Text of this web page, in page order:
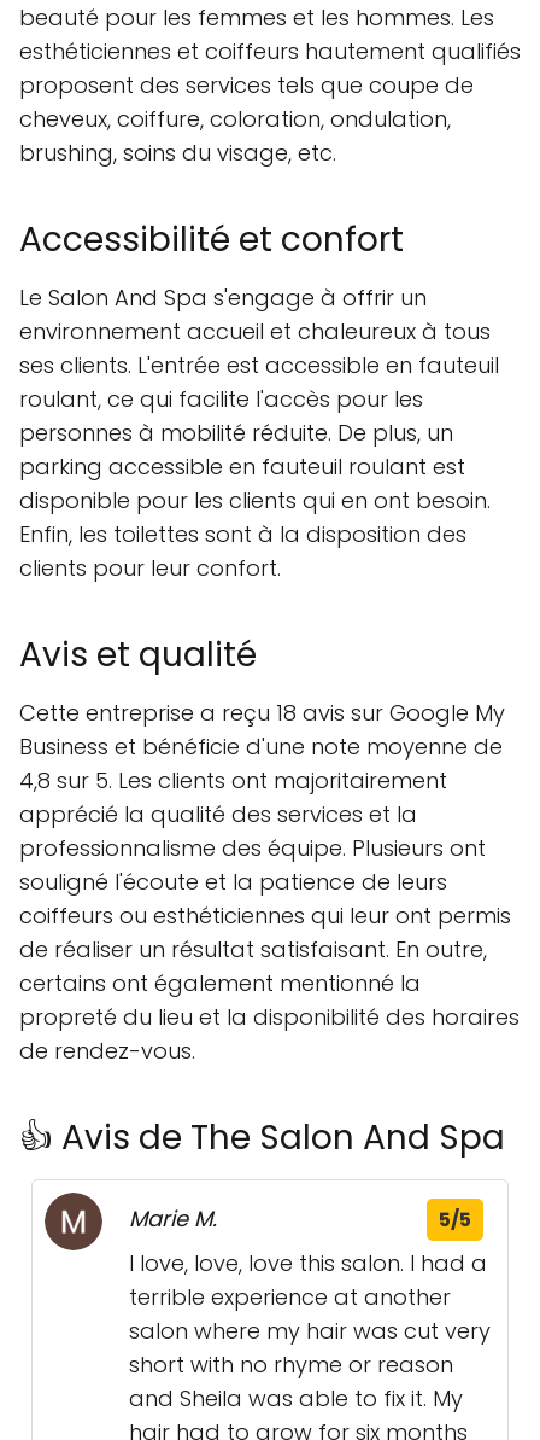
beauté pour les femmes et les hommes. Les
esthéticiennes et coiffeurs hautement qualifiés
proposent des services tels que coupe de
cheveux, coiffure, coloration, ondulation,
brushing, soins du visage, etc.
Accessibilité et confort
Le Salon And Spa s'engage à offrir un
environnement accueil et chaleureux à tous
ses clients. L'entrée est accessible en fauteuil
roulant, ce qui facilite l'accès pour les
personnes à mobilité réduite. De plus, un
parking accessible en fauteuil roulant est
disponible pour les clients qui en ont besoin.
Enfin, les toilettes sont à la disposition des
clients pour leur confort.
Avis et qualité
Cette entreprise a reçu 18 avis sur Google My
Business et bénéficie d'une note moyenne de
4,8 sur 5. Les clients ont majoritairement
apprécié la qualité des services et la
professionnalisme des équipe. Plusieurs ont
souligné l'écoute et la patience de leurs
coiffeurs ou esthéticiennes qui leur ont permis
de réaliser un résultat satisfaisant. En outre,
certains ont également mentionné la
propreté du lieu et la disponibilité des horaires
de rendez-vous.
👍 Avis de The Salon And Spa
Marie M. 5/5
I love, love, love this salon. I had a
terrible experience at another
salon where my hair was cut very
short with no rhyme or reason
and Sheila was able to fix it. My
hair had to grow for six months